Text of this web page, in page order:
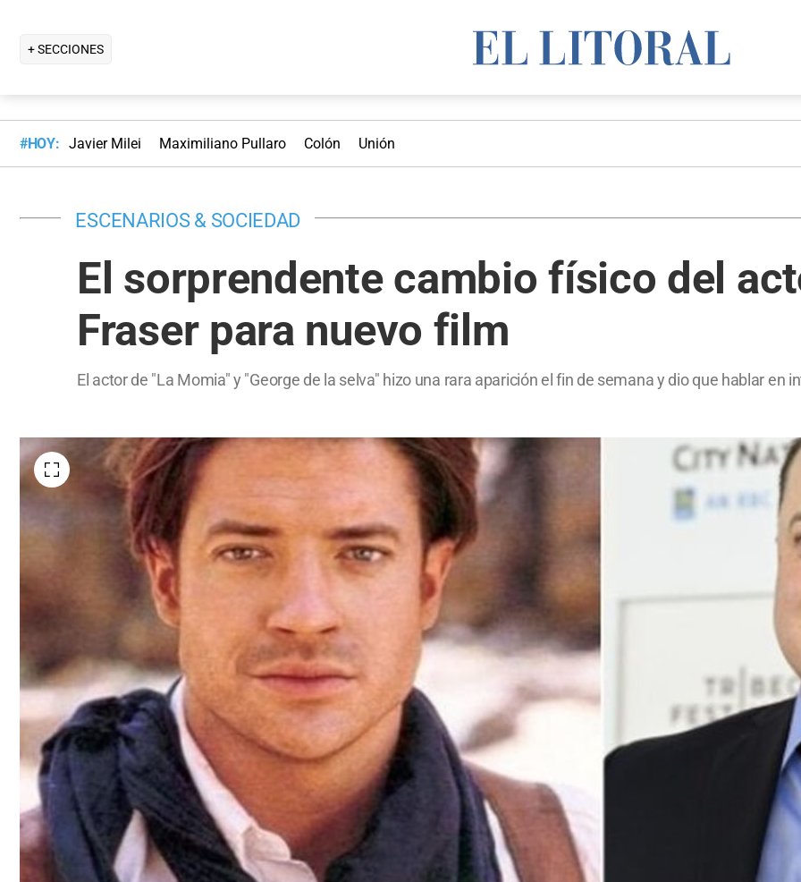
+ SECCIONES
#HOY: Javier Milei Maximiliano Pullaro Colón Unión
ESCENARIOS & SOCIEDAD
El sorprendente cambio físico del
Fraser para nuevo film
El actor de "La Momia" y "George de la selva" hizo una rara aparición el fin de semana y dio que hablar en